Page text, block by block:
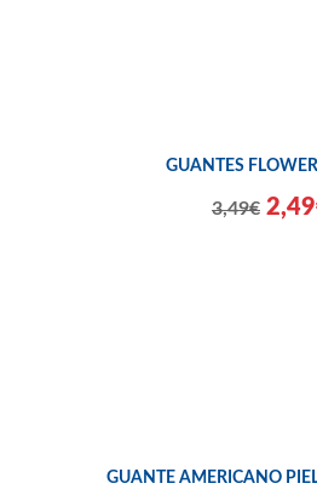
GUANTES
3,49€
GUANTE AMERICANO